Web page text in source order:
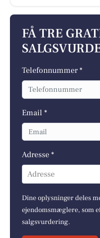
FÅ TRE
Telefonnummer *
Email *
Adresse *
Adresse
Dine oplysninger deles
ejendomsmæglere, som
salgsvurdering.